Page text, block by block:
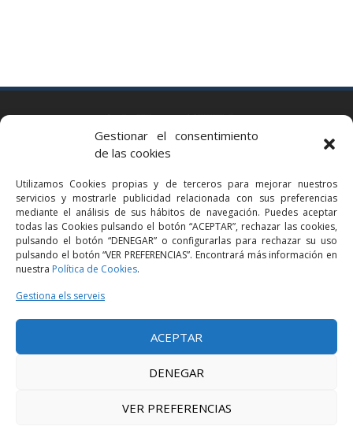
Gestionar el consentimiento
de las cookies
Utilizamos Cookies propias y de terceros para mejorar nuestros
servicios y mostrarle publicidad relacionada con sus preferencias
mediante el análisis de sus hábitos de navegación. Puedes aceptar
todas las Cookies pulsando el botón “ACEPTAR”, rechazar las cookies,
pulsando el botón “DENEGAR” o configurarlas para rechazar su uso
pulsando el botón “VER PREFERENCIAS”. Encontrará más información en
nuestra Política de Cookies.
Gestiona els serveis
ACEPTAR
DENEGAR
VER PREFERENCIAS
Via Augusta 2 bis, 3º, 08006 Barcelona
bcn@bellavistalegal.eu
GRANOLLERS
C/ Sant Jaume, 16 1r, 08401 Granollers (Bcn)
+34 93 860 39 60
grn@bellavistalegal.eu
MADRID
C/ Serrano 114, 2º izq. 28006 Madrid.
+34 91 431 98 21 | +34 91 431 98 95
mad@bellavistalegal.eu
© 2016 Bellavista Legal - Tots els drets reservats -